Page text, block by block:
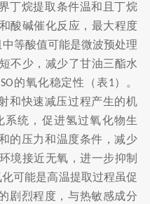
丁烷提取条件温和且丁烷
酸碱催化反应，最大程度
中等酸值可能是微波预处理
不少，减少了甘油三酯水
的氧化稳定性（表1）。
和快速减压过程产生的机
统，促进氢过氧化物生
的压力和温度条件，减少
境接近无氧，进一步抑制
可能是高温提取过程虽促
剧烈程度，与热敏感成分